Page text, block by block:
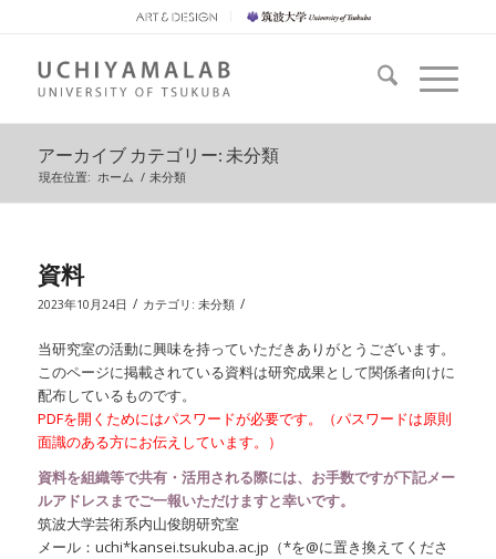
アーカイブ カテゴリー: 未分類
現在位置: ホーム / 未分類
資料
2023年10月24日 / カテゴリ: 未分類 /
当研究室の活動に興味を持っていただきありがとうございます。
このページに掲載されている資料は研究成果として関係者向けに
配布しているものです。
PDFを開くためにはパスワードが必要です。（パスワードは原則
面識のある方にお伝えしています。）
資料を組織等で共有・活用される際には、お手数ですが下記メー
ルアドレスまでご一報いただけますと幸いです。
筑波大学芸術系内山俊朗研究室
メール：uchi*kansei.tsukuba.ac.jp（*を@に置き換えてくださ